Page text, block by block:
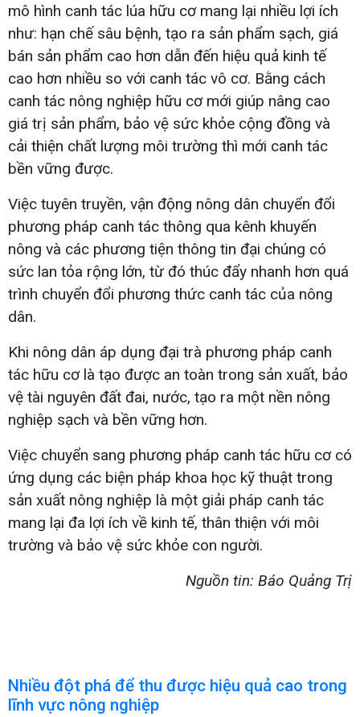
mô hình canh tác lúa hữu cơ mang lại nhiều lợi ích
như: hạn chế sâu bệnh, tạo ra sản phẩm sạch, giá
bán sản phẩm cao hơn dẫn đến hiệu quả kinh tế
cao hơn nhiều so với canh tác vô cơ. Bằng cách
canh tác nông nghiệp hữu cơ mới giúp nâng cao
giá trị sản phẩm, bảo vệ sức khỏe cộng đồng và
cải thiện chất lượng môi trường thì mới canh tác
bền vững được.
Việc tuyên truyền, vận động nông dân chuyển đổi
phương pháp canh tác thông qua kênh khuyến
nông và các phương tiện thông tin đại chúng có
sức lan tỏa rộng lớn, từ đó thúc đẩy nhanh hơn quá
trình chuyển đổi phương thức canh tác của nông
dân.
Khi nông dân áp dụng đại trà phương pháp canh
tác hữu cơ là tạo được an toàn trong sản xuất, bảo
vệ tài nguyên đất đai, nước, tạo ra một nền nông
nghiệp sạch và bền vững hơn.
Việc chuyển sang phương pháp canh tác hữu cơ có
ứng dụng các biện pháp khoa học kỹ thuật trong
sản xuất nông nghiệp là một giải pháp canh tác
mang lại đa lợi ích về kinh tế, thân thiện với môi
trường và bảo vệ sức khỏe con người.
Nguồn tin: Báo Quảng Trị
Nhiều đột phá để thu được hiệu quả cao trong
lĩnh vực nông nghiệp